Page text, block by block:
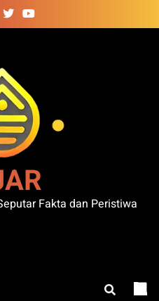
Fakta dan Peristiwa